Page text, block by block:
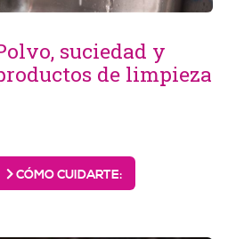
suciedad y
de limpieza
CÓMO CUIDARTE: